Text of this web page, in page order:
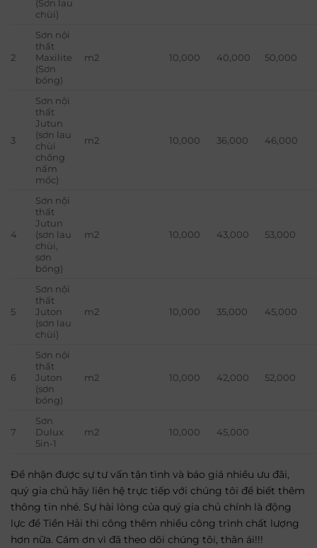
(Sơn lau
chùi)
2
Sơn nội
thất
Maxilite
(Sơn
bóng)
m2 10,000 40,000 50,000
3
Sơn nội
thất
Jutun
(sơn lau
chùi
chống
nấm
mốc)
m2 10,000 36,000 46,000
4
Sơn nội
thất
Jutun
(sơn lau
chùi,
sơn
bóng)
m2 10,000 43,000 53,000
5
Sơn nội
thất
Juton
(sơn lau
chùi)
m2 10,000 35,000 45,000
6
Sơn nội
thất
Juton
(sơn
bóng)
m2 10,000 42,000 52,000
7
Sơn
Dulux
5in-1
m2 10,000 45,000
Để nhận được sự tư vấn tận tình và báo giá nhiều ưu đãi,
quý gia chủ hãy liên hệ trực tiếp với chúng tôi để biết thêm
thông tin nhé. Sự hài lòng của quý gia chủ chính là động
lực để Tiền Hải thi công thêm nhiều công trình chất lượng
hơn nữa. Cám ơn vì đã theo dõi chúng tôi, thân ái!!!